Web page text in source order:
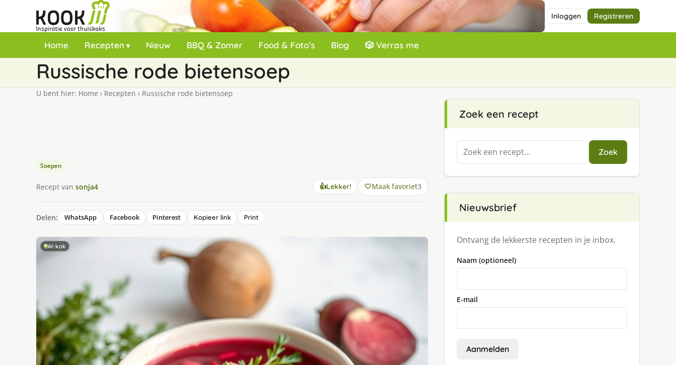
Inloggen Registreren
Home Recepten Nieuw BBQ & Zomer Food & Foto’s Blog 🎲 Verras me
Russische rode bietensoep
U bent hier: Home › Recepten › Russische rode bietensoep
Soepen
Recept van sonja4 👍Lekker! Maak favoriet3
Delen: WhatsApp Facebook Pinterest Kopieer link Print
AI-kok
Zoek een recept
Zoeken
naar:
Zoek
Nieuwsbrief
Ontvang de lekkerste recepten in je inbox.
Naam (optioneel)
E-mail
Aanmelden